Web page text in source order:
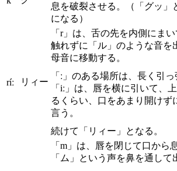
息を破裂させる。（「グッ」
になる）
ríː リィー
「r」は、舌の先を内側にま
触れずに「ル」のような音を
母音に移動する。
「ː」のある場所は、長く引
「iː」は、唇を横に引いて、
るくらい、口をあまり開けず
言う。
続けて「リィー」となる。
「m」は、唇を閉じて口から
「ム」という声を鼻を通して